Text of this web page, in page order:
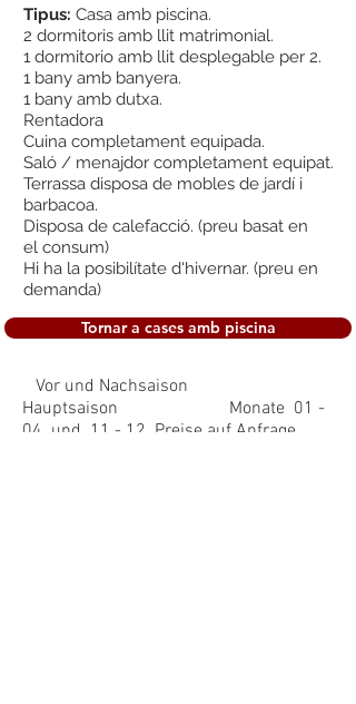
Tipus: Casa amb piscina.
2 dormitoris amb llit matrimonial.
1 dormitorio amb llit desplegable per 2.
1 bany amb banyera.
1 bany amb dutxa.
Rentadora
Cuina completament equipada.
Saló / menajdor completament equipat.
Terrassa disposa de mobles de jardí i
barbacoa.
Disposa de calefacció. (preu basat en
el consum)
Hi ha la posibilítate d'hivernar. (preu en
demanda)
Tornar a cases amb piscina
Vor und Nachsaison
Hauptsaison Monate 01 -
04 und 11 - 12 Preise auf Anfrage